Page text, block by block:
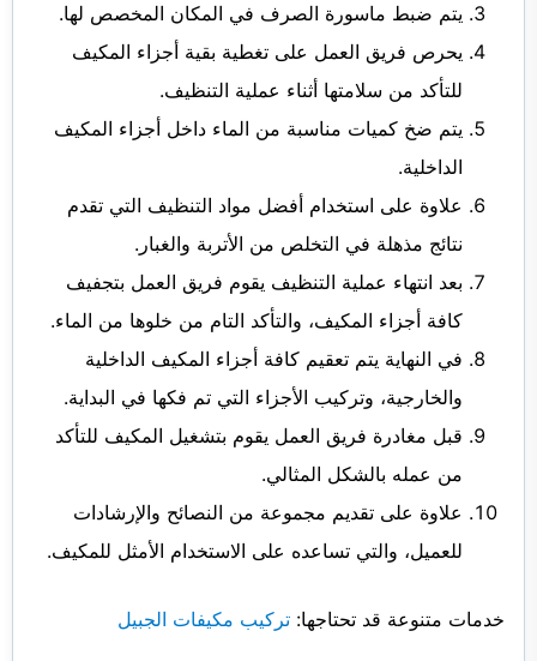
يتم ضبط ماسورة الصرف في المكان المخصص لها.
يحرص فريق العمل على تغطية بقية أجزاء المكيف
للتأكد من سلامتها أثناء عملية التنظيف.
يتم ضخ كميات مناسبة من الماء داخل أجزاء المكيف
الداخلية.
علاوة على استخدام أفضل مواد التنظيف التي تقدم
نتائج مذهلة في التخلص من الأتربة والغبار.
بعد انتهاء عملية التنظيف يقوم فريق العمل بتجفيف
كافة أجزاء المكيف، والتأكد التام من خلوها من الماء.
في النهاية يتم تعقيم كافة أجزاء المكيف الداخلية
والخارجية، وتركيب الأجزاء التي تم فكها في البداية.
قبل مغادرة فريق العمل يقوم بتشغيل المكيف للتأكد
من عمله بالشكل المثالي.
علاوة على تقديم مجموعة من النصائح والإرشادات
للعميل، والتي تساعده على الاستخدام الأمثل للمكيف.
خدمات متنوعة قد تحتاجها: تركيب مكيفات الجبيل